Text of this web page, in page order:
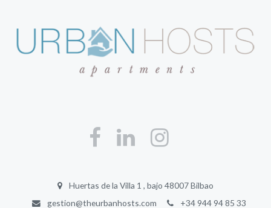
Huertas de la Villa 1 , bajo 48007 Bilbao
gestion@theurbanhosts.com
+34 944 94 85 33